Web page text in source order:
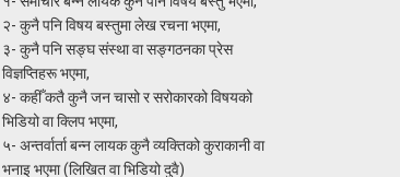
२- कुनै पनि विषय बस्तुमा लेख रचना भएमा,
३- कुनै पनि सङ्घ संस्था वा सङ्गठनका प्रेस
विज्ञप्तिहरू भएमा,
४- कहीँ कतै कुनै जन चासो र सरोकारको विषयको
भिडियो वा क्लिप भएमा,
५- अन्तर्वार्ता बन्न लायक कुनै व्यक्तिको कुराकानी वा
भनाइ भएमा (लिखित वा भिडियो दुवै)